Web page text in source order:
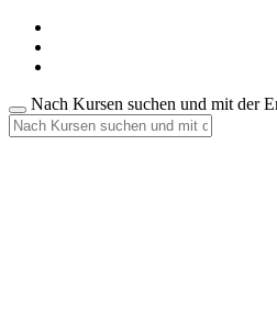
Nach Kursen suchen und mit der